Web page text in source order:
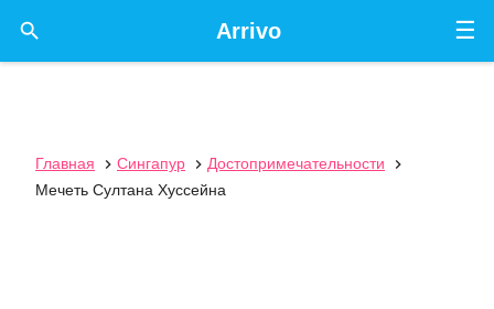
☰
Arrivo

Главная  Сингапур  Достопримечательности

Мечеть Султана Хуссейна